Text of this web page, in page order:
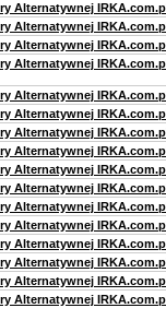
Alternatywnej
Alternatywnej
Alternatywnej
Alternatywnej
Alternatywnej
Alternatywnej
Alternatywnej
Alternatywnej
Alternatywnej
Alternatywnej
Alternatywnej
Alternatywnej
Alternatywnej
Alternatywnej
Alternatywnej
Alternatywnej